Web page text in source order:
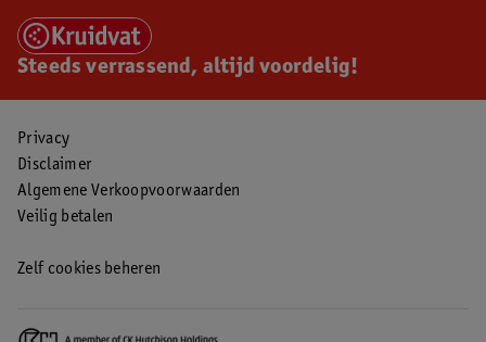
Steeds verrassend, altijd voordelig!
Privacy
Disclaimer
Algemene Verkoopvoorwaarden
Veilig betalen
Zelf cookies beheren